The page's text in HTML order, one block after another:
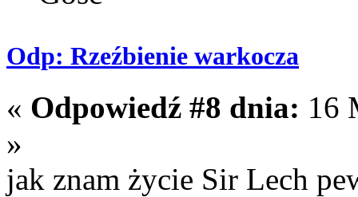
Odp: Rzeźbienie warkocza
« Odpowiedź #8 dnia: 16
»
jak znam życie Sir Lech